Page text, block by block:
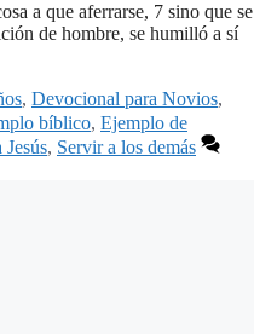
a que aferrarse, 7 sino que se
de hombre, se humilló a sí
, Devocional para Novios,
bíblico, Ejemplo de
Jesús, Servir a los demás